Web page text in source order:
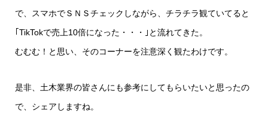
で、スマホでＳＮＳチェックしながら、チラチラ観ていてると
｢TikTokで売上10倍になった・・・｣と流れてきた。
むむむ！と思い、そのコーナーを注意深く観たわけです。
是非、土木業界の皆さんにも参考にしてもらいたいと思ったの
で、シェアしますね。